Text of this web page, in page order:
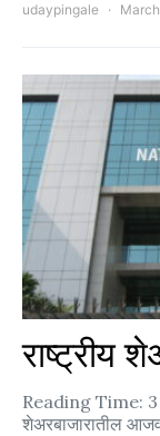
udaypingale
राष्ट्रीय
Reading Time: 3
शेअरबाजारातील